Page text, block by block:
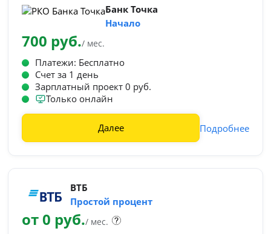
Банк Точка
Начало
700 руб./ мес.
Платежи: Бесплатно
Счет за 1 день
Зарплатный проект 0 руб.
Только онлайн
Далее Подробнее
ВТБ
Простой процент
от 0 руб./ мес.